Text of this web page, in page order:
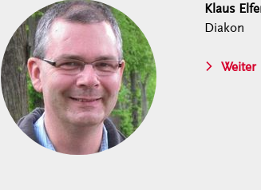
Klaus
Diakon
Weiter